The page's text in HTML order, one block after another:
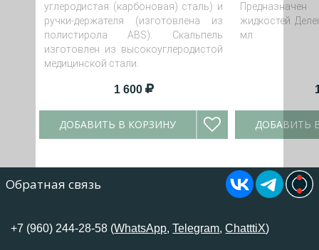
углеродистая (карбоновая) сталь) и
ручки-держателя (изготовлена из
полистирола ABS). Скальпель
изготовлен из высокоуглеродистой
медицинской стали.
1 600
ДОБАВИТЬ В КОРЗИНУ
жидкостей.
мл
ДОБАВИТЬ
Обратная связь
+7 (960) 244-28-58 (WhatsApp,Telegram,ChatttiX)